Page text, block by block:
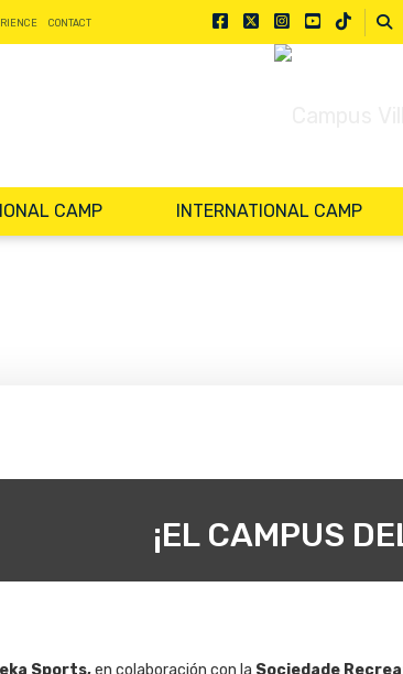
CONTACT
CAMP INTERNATIONAL CAMP
¡EL CAMPUS
Sports,en colaboración con la Sociedade